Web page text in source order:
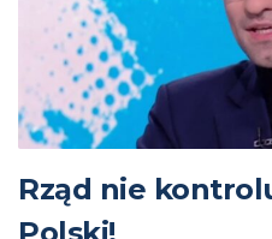
Rząd nie
Polski!